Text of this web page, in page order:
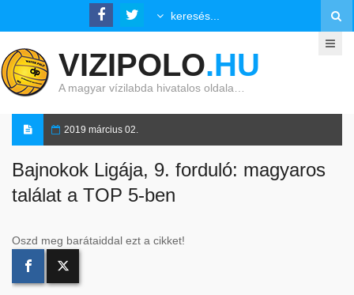
VIZIPOLO.HU
A magyar vízilabda hivatalos oldala…
2019 március 02.
Bajnokok Ligája, 9. forduló: magyaros
találat a TOP 5-ben
Oszd meg barátaiddal ezt a cikket!